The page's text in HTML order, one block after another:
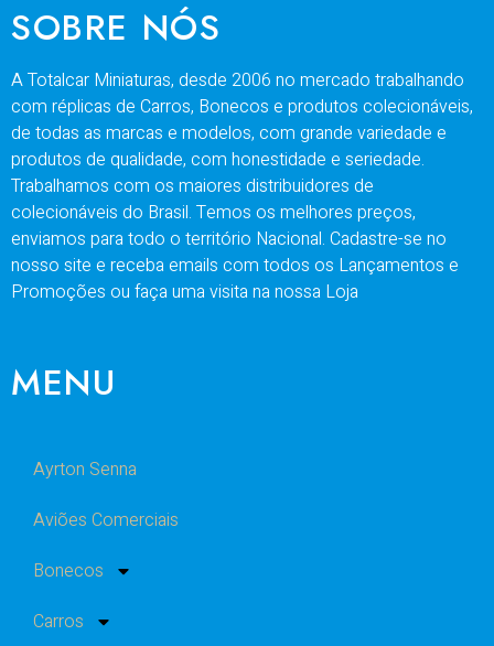
SOBRE NÓS
A Totalcar Miniaturas, desde 2006 no mercado trabalhando
com réplicas de Carros, Bonecos e produtos colecionáveis,
de todas as marcas e modelos, com grande variedade e
produtos de qualidade, com honestidade e seriedade.
Trabalhamos com os maiores distribuidores de
colecionáveis do Brasil. Temos os melhores preços,
enviamos para todo o território Nacional. Cadastre-se no
nosso site e receba emails com todos os Lançamentos e
Promoções ou faça uma visita na nossa Loja
MENU
Ayrton Senna
Aviões Comerciais
Bonecos
Carros